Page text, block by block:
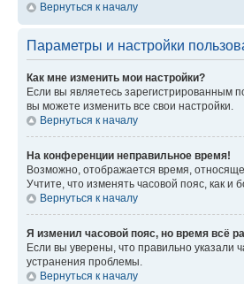
Вернуться к началу
Параметры и настройки
Как мне изменить мои настройки?
Если вы являетесь зарегистрированным
вы можете изменить все свои настройки.
Вернуться к началу
На конференции неправильное время!
Возможно, отображается время,
Учтите, что изменять часовой пояс, как и
Вернуться к началу
Я изменил часовой пояс, но время всё
Если вы уверены, что правильно указали
устранения проблемы.
Вернуться к началу